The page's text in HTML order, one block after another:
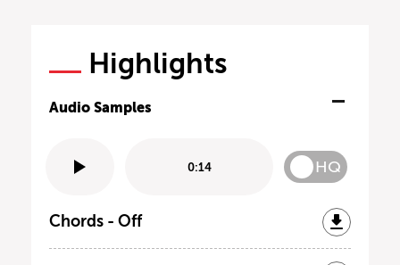
Highlights
Audio Samples
0:14 HQ
Chords - Off